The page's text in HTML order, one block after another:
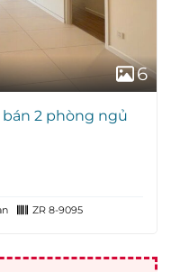
6
bán 2 phòng ngủ
ZR 8-9095